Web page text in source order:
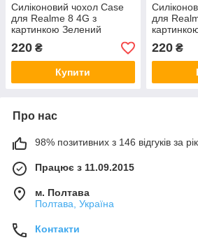
Силіконовий чохол Case
для Realme 8 4G з
картинкою Зелений
крипер
220 ₴
Купити
для
крипер
220₴
Про нас
98% позитивних з 146 відгуків за рік
Працює з 11.09.2015
м. Полтава
Полтава, Україна
Контакти